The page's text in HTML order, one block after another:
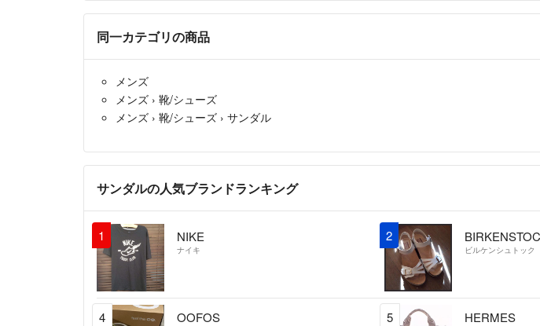
同一カテゴリの商品
メンズ
メンズ › 靴/シューズ
メンズ › 靴/シューズ › サンダル
サンダルの人気ブランドランキング
1 NIKE
ナイキ
2
ビルケンシュトック
4 OOFOS 5 HERMES